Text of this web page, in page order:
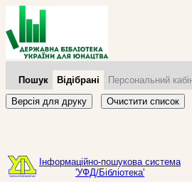
Пошук Відібрані
Персональний
Версія для друку
Очистити список
Інформаційно-пошукова система
'УФД/Бібліотека'